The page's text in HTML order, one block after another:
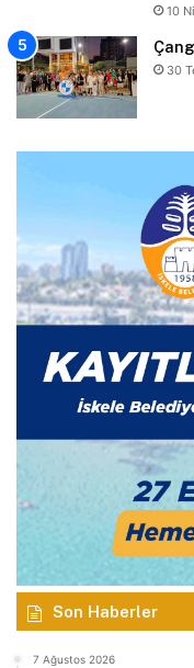
10
30
Son Haberler
7 Ağustos 2026